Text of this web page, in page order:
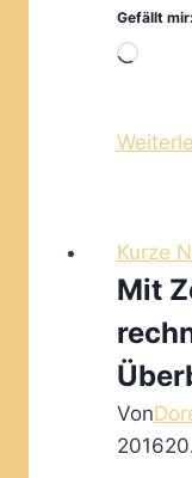
Gefällt mir:
Wird
Kurze
Mit
Von
2016